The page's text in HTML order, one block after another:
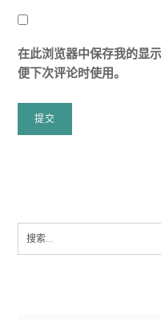
在此浏览器中保存我的显
便下次评论时使用。
Search